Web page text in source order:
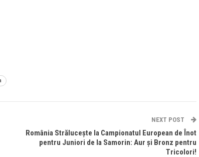
NEXT POST
România Strălucește la Campionatul European de Înot
pentru Juniori de la Samorin: Aur și Bronz pentru
Tricolori!